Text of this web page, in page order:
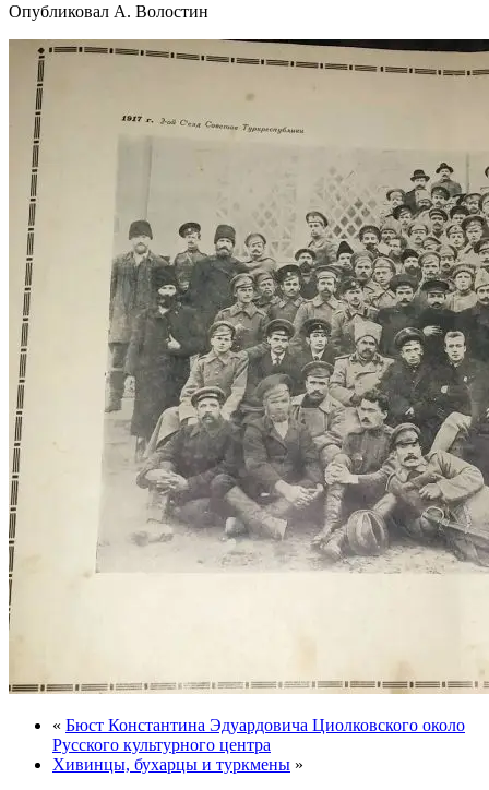
Опубликовал А. Волостин
« Бюст Константина Эдуардовича Циолковского около
Русского культурного центра
Хивинцы, бухарцы и туркмены »